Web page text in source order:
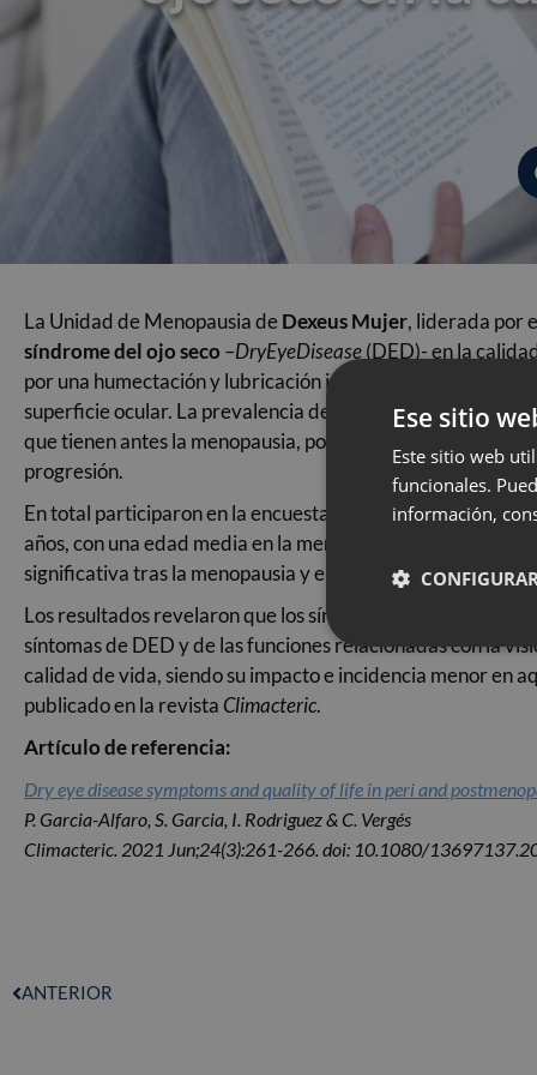
La Unidad de Menopausia deDexeus Mujer, liderada por
síndrome del ojo seco –DryEyeDisease(DED)- en la
por una humectación y lubricación insuficiente de la
superficie ocular. La prevalencia de estas patologías es
que tienen antes la menopausia, por lo que el descenso
progresión.
En total participaron en la encuesta 1947 mujeres
años, con una edad media en la menopausia de 49,45
significativa tras la menopausia y en un 37,7% el grado
Los resultados revelaron que los síntomas del DED son
síntomas de DED y de las funciones relacionadas con la
calidad de vida, siendo su impacto e incidencia menor en
publicado en la revista Climacteric.
Artículo de referencia:
Dry eye disease symptoms and quality of life in peri and
P. Garcia-Alfaro, S. Garcia, I. Rodriguez & C. Vergés
Climacteric. 2021 Jun;24(3):261-266. doi: 10.1080/
ANTERIOR
Ese sitio
Este sitio web
funcionales.
información,